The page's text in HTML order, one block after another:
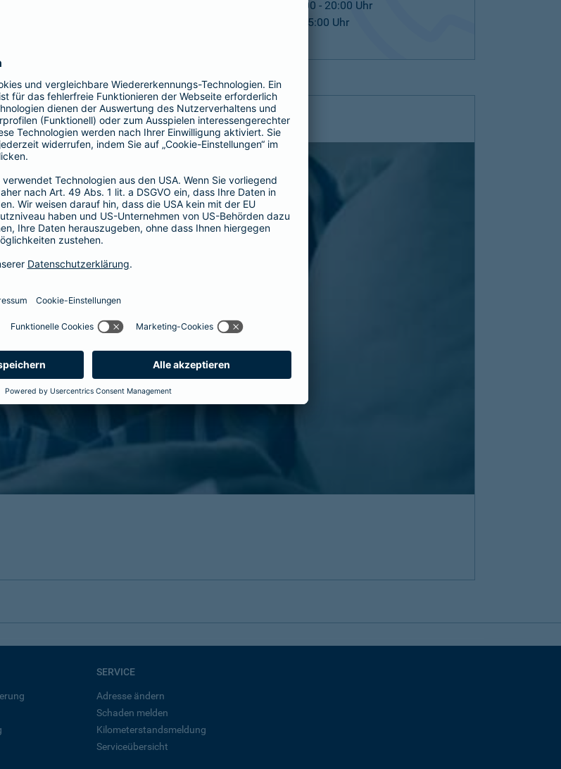
Mo. - Fr. 08:00 - 20:00 Uhr
Sa. 09:00 - 15:00 Uhr
Ihre Zustimmung, um den YouTube Video-Service zu laden!
einen Service eines Drittanbieters, um Videoinhalte einzubetten.
kann Daten zu Ihren Aktivitäten sammeln. Bitte lesen Sie die
anzusehen.
by Usercentrics Consent Management Platform
SERVICE
Adresse ändern
Schaden melden
Kilometerstandsmeldung
Serviceübersicht